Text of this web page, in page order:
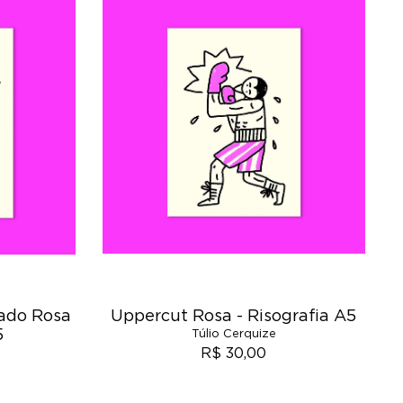
Rosa
Uppercut Rosa - Risografia A5
Túlio Cerquize
R$ 30,00